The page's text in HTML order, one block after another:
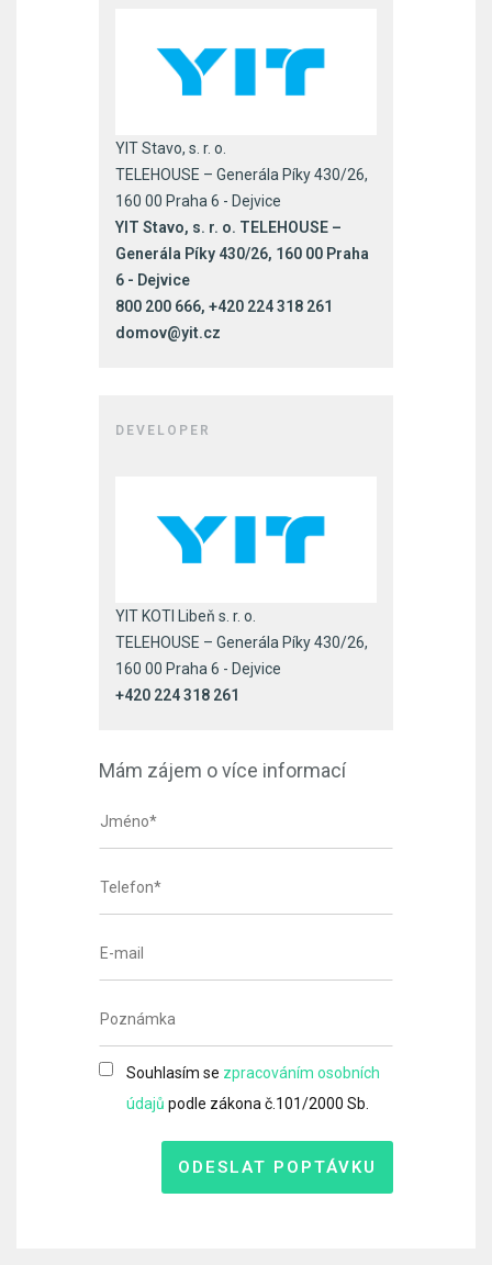
YIT Stavo, s. r. o.
TELEHOUSE – Generála Píky 430/26,
160 00 Praha 6 - Dejvice
YIT Stavo, s. r. o. TELEHOUSE –
Generála Píky 430/26, 160 00 Praha
6 - Dejvice
800 200 666, +420 224 318 261
domov@yit.cz
DEVELOPER
YIT KOTI Libeň s. r. o.
TELEHOUSE – Generála Píky 430/26,
160 00 Praha 6 - Dejvice
+420 224 318 261
Mám zájem o více informací
Souhlasím se zpracováním osobních
údajů podle zákona č.101/2000 Sb.
ODESLAT POPTÁVKU